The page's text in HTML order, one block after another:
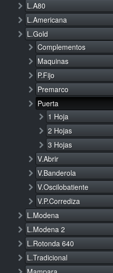
L.A80
L.Americana
L.Gold
Complementos
Maquinas
P.Fijo
Premarco
Puerta
1 Hoja
2 Hojas
3 Hojas
V.Abrir
V.Banderola
V.Oscilobatiente
V.P.Corrediza
L.Modena
L.Modena 2
L.Rotonda 640
L.Tradicional